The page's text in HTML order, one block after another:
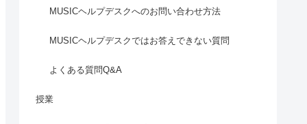
MUSICヘルプデスクへのお問い合わせ方法
MUSICヘルプデスクではお答えできない質問
よくある質問Q&A
授業